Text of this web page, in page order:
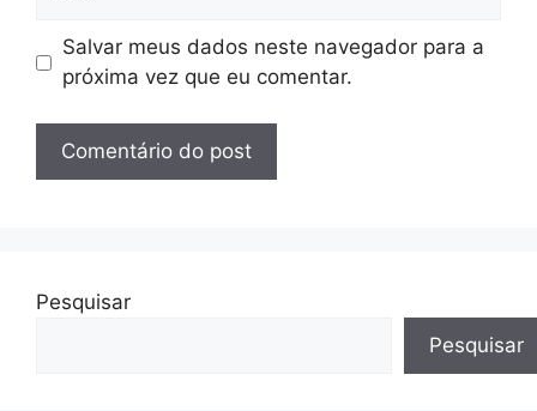
Salvar meus dados neste navegador para a
próxima vez que eu comentar.
Pesquisar
Pesquisar